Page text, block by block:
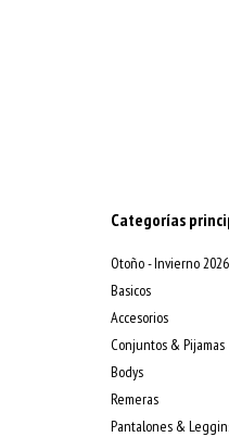
Categorías
Otoño - Invierno 2026
Basicos
Accesorios
Conjuntos & Pijamas
Bodys
Remeras
Pantalones &